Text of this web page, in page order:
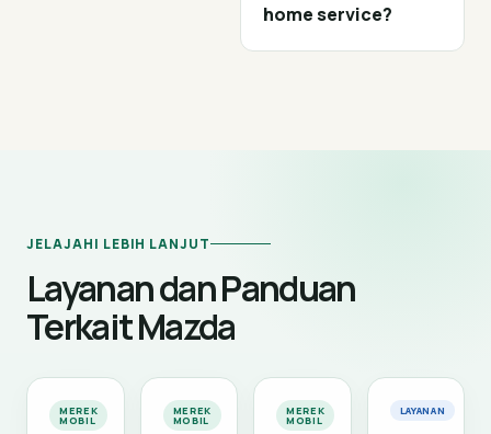
home service?
JELAJAHI LEBIH LANJUT
Layanan dan Panduan
Terkait Mazda
MEREK
MOBIL
MEREK
MOBIL
MEREK
MOBIL
LAYANAN